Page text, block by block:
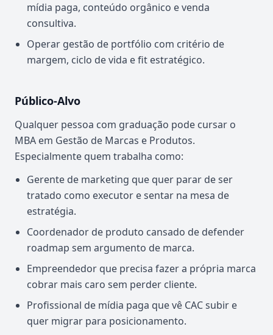
mídia paga, conteúdo orgânico e venda
consultiva.
Operar gestão de portfólio com critério de
margem, ciclo de vida e fit estratégico.
Público-Alvo
Qualquer pessoa com graduação pode cursar o
MBA em Gestão de Marcas e Produtos.
Especialmente quem trabalha como:
Gerente de marketing que quer parar de ser
tratado como executor e sentar na mesa de
estratégia.
Coordenador de produto cansado de defender
roadmap sem argumento de marca.
Empreendedor que precisa fazer a própria marca
cobrar mais caro sem perder cliente.
Profissional de mídia paga que vê CAC subir e
quer migrar para posicionamento.